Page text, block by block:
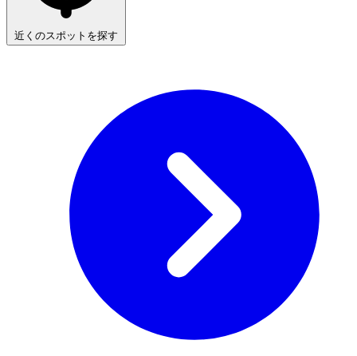
近くのスポットを探す